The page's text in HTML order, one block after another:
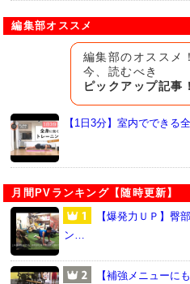
編集部オススメ
編集部のオススメ！
今、読むべき
ピックアップ記事！
【1日3分】室内でできる
月間PVランキング【随時更新】
【爆発力ＵＰ】臀
ン…
【補強メニューに